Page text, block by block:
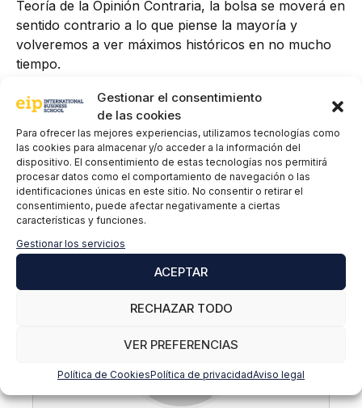
Gestionar el consentimiento
de las cookies
Para ofrecer las mejores experiencias, utilizamos tecnologías como
las cookies para almacenar y/o acceder a la información del
dispositivo. El consentimiento de estas tecnologías nos permitirá
procesar datos como el comportamiento de navegación o las
identificaciones únicas en este sitio. No consentir o retirar el
consentimiento, puede afectar negativamente a ciertas
características y funciones.
Gestionar los servicios
ACEPTAR
RECHAZAR TODO
VER PREFERENCIAS
Política de CookiesPolítica de privacidadAviso legal
Teoría de la Opinión Contraria, la bolsa se moverá en
sentido contrario a lo que piense la mayoría y
volveremos a ver máximos históricos en no mucho
tiempo.
Tener una estrategia clara, analizar, seleccionar e
invertir en las empresas adecuadas, asumir un
riesgo que te permita dormir tranquilo y mantener
la calma, son las claves para ser un inversor de
éxito.
Dan Benbunan
Gestor de Carteras